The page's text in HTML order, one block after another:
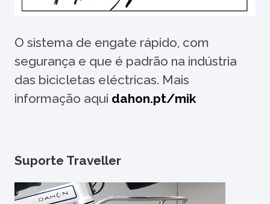
O sistema de engate rápido, com
segurança e que é padrão na indústria
das bicicletas eléctricas. Mais
informação aqui dahon.pt/mik
Suporte Traveller